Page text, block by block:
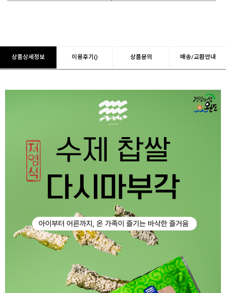
상품상세정보 이용후기() 상품문의 배송/교환안내